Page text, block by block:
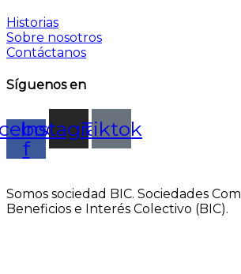
Historias
Sobre nosotros
Contáctanos
Síguenos en
f
Instagram
Tiktok
Somos sociedad BIC. Sociedades
Beneficios e Interés Colectivo (BIC).